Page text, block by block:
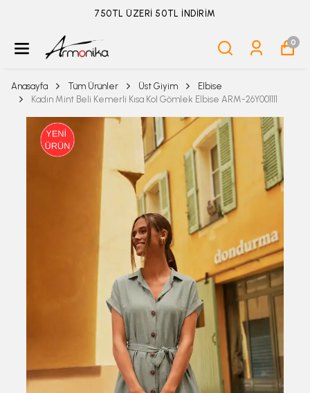
ÜYELİKSİZ SİPARİŞ İADE TALEBİ İÇİN TIKLA
0
Anasayfa Tüm Ürünler Üst Giyim
Elbise
Kadın Mint Beli Kemerli Kısa Kol Gömlek Elbise ARM-26Y001111